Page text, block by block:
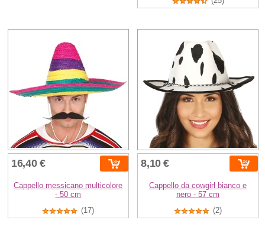
16,40 €
Cappello messicano multicolore
- 50 cm
(17)
8,10 €
Cappello da cowgirl bianco e
nero - 57 cm
(2)